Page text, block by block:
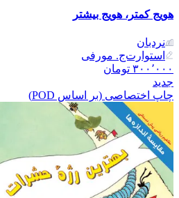
هویج کمتر، هویج بیشتر
نردبان
استوارت‌ج. مورفی
۳۰۰٬۰۰۰ تومان
جدید
چاپ اختصاصی (بر اساس POD)